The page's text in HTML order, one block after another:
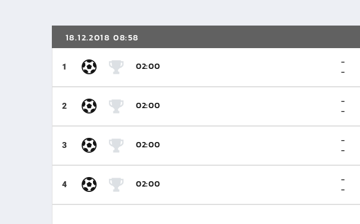
18.12.2018 08:58
1 02:00
-
-
2 02:00
-
-
3 02:00
-
-
4 02:00
-
-